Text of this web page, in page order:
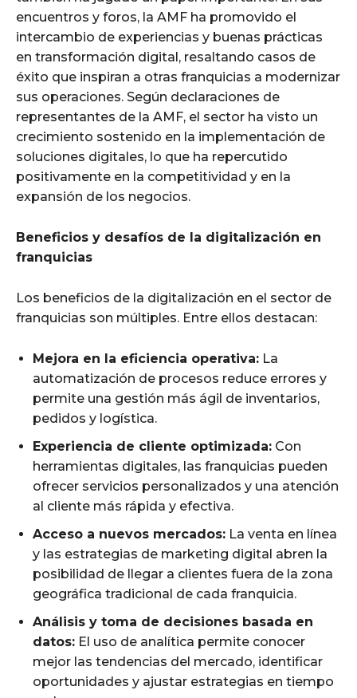
encuentros y foros, la AMF ha promovido el
intercambio de experiencias y buenas prácticas
en transformación digital, resaltando casos de
éxito que inspiran a otras franquicias a modernizar
sus operaciones. Según declaraciones de
representantes de la AMF, el sector ha visto un
crecimiento sostenido en la implementación de
soluciones digitales, lo que ha repercutido
positivamente en la competitividad y en la
expansión de los negocios.
Beneficios y desafíos de la digitalización en
franquicias
Los beneficios de la digitalización en el sector de
franquicias son múltiples. Entre ellos destacan:
Mejora en la eficiencia operativa: La
automatización de procesos reduce errores y
permite una gestión más ágil de inventarios,
pedidos y logística.
Experiencia de cliente optimizada: Con
herramientas digitales, las franquicias pueden
ofrecer servicios personalizados y una atención
al cliente más rápida y efectiva.
Acceso a nuevos mercados: La venta en línea
y las estrategias de marketing digital abren la
posibilidad de llegar a clientes fuera de la zona
geográfica tradicional de cada franquicia.
Análisis y toma de decisiones basada en
datos: El uso de analítica permite conocer
mejor las tendencias del mercado, identificar
oportunidades y ajustar estrategias en tiempo